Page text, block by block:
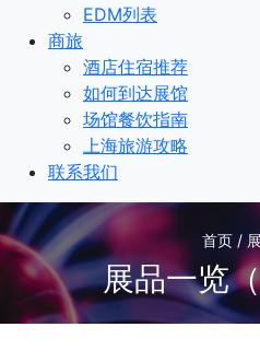
EDM列表
商旅
酒店住宿推荐
如何到达展馆
场馆餐饮指南
上海旅游攻略
联系我们
首页 /
展品一览